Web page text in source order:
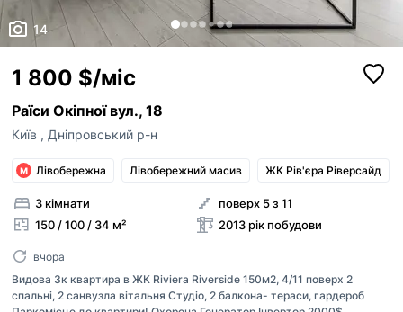
14
1 800 $/міс
Раїси Окіпної вул., 18
Київ , Дніпровський р-н
Лівобережна Лівобережний масив ЖК Рів'єра Ріверсайд
3 кімнати
150 / 100 / 34 м²
поверх 5 з 11
2013 рік побудови
вчора
Видова 3к квартира в ЖК Riviera Riverside 150м2, 4/11 поверх 2
спальні, 2 санвузла вітальня Студіо, 2 балкона- тераси, гардероб
Оголошення неактуальне
Неправильна адреса
Інше
Я - власник об'єкту
Це мій ексклюзив
Об'єкт не існує
Максимум 10 Мб на одне фото, формат: jpeg/
Надіслати
ким із рієлторів вашого агентства їх закріпити.
Зареєструйте рієлторів АН наRIELTOR.UA
привʼяжіть їхні акаунти до акаунту АН, щоб:
бачити сукупну статистику та витрати
вашого АН